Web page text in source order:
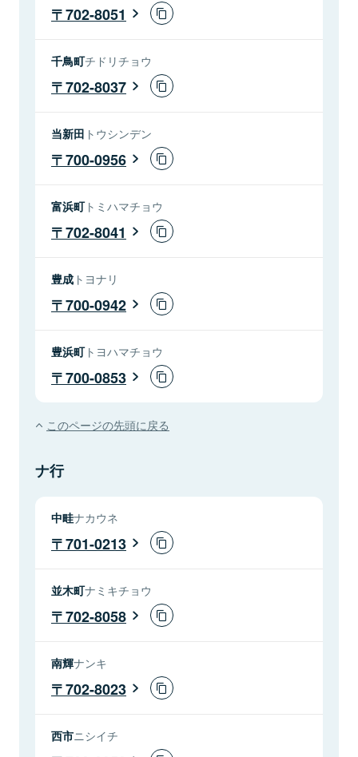
702-8051
千鳥町チドリチョウ
702-8037
当新田 トウシンデン
700-0956
富浜町トミハマチョウ
702-8041
豊成 トヨナリ
700-0942
豊浜町トヨハマチョウ
700-0853
このページの先頭に戻る
ナ行
中畦ナカウネ
701-0213
並木町ナミキチョウ
702-8058
南輝ナンキ
702-8023
西市ニシイチ